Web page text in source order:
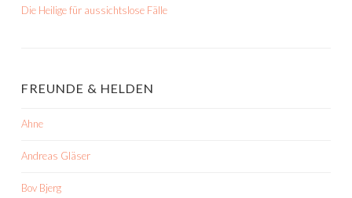
Die Heilige für aussichtslose Fälle
FREUNDE & HELDEN
Ahne
Andreas Gläser
Bov Bjerg